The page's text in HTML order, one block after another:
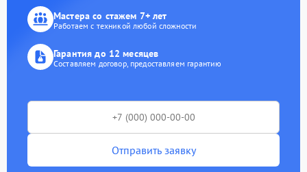
Мастера со стажем 7+ лет
Работаем с техникой любой сложности
Гарантия до 12 месяцев
Составляем договор, предоставляем гарантию
Отправить заявку